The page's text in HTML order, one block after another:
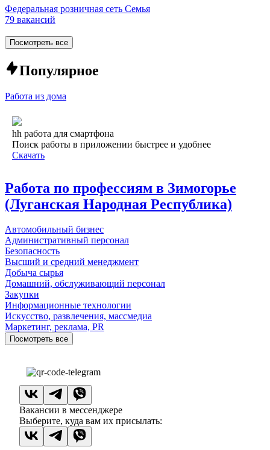
Федеральная розничная сеть Семья
79 вакансий
Посмотреть все
Популярное
Работа из дома
hh работа для смартфона
Поиск работы в приложении быстрее и удобнее
Скачать
Работа по профессиям в Зимогорье
(Луганская Народная Республика)
Автомобильный бизнес
Административный персонал
Безопасность
Высший и средний менеджмент
Добыча сырья
Домашний, обслуживающий персонал
Закупки
Информационные технологии
Искусство, развлечения, массмедиа
Маркетинг, реклама, PR
Посмотреть все
Вакансии в мессенджере
Выберите, куда вам их присылать: